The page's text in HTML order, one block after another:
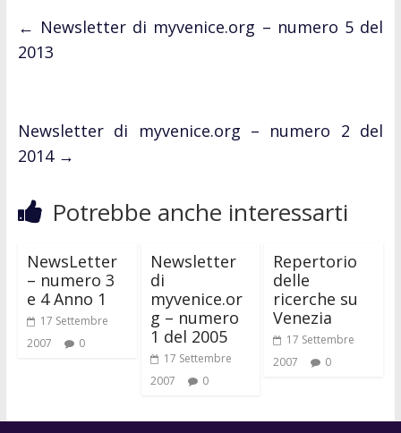
← Newsletter di myvenice.org – numero 5 del
2013
Newsletter di myvenice.org – numero 2 del
2014 →
Potrebbe anche interessarti
NewsLetter
– numero 3
e 4 Anno 1
17 Settembre
2007
0
Newsletter
di
myvenice.or
g – numero
1 del 2005
17 Settembre
2007
0
Repertorio
delle
ricerche su
Venezia
17 Settembre
2007
0